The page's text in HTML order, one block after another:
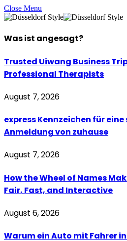
Close Menu
Was ist angesagt?
Trusted Uiwang Business
Professional Therapists
August 7, 2026
express Kennzeichen für
Anmeldung von zuhause
August 7, 2026
How the Wheel of Names
Fair, Fast, and Interactive
August 6, 2026
Warum ein Auto mit Fahrer